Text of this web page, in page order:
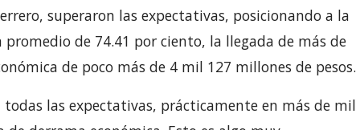
superaron las expectativas, posicionando a la
de 74.41 por ciento, la llegada de más de
de poco más de 4 mil 127 millones de pesos.
las expectativas, prácticamente en más de mil